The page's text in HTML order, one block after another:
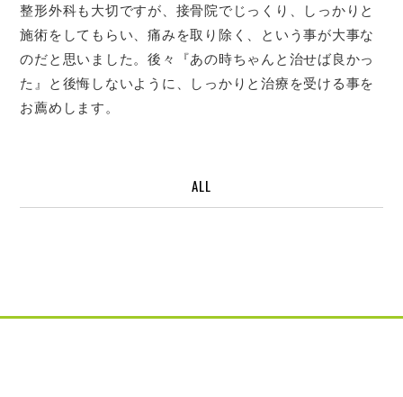
整形外科も大切ですが、接骨院でじっくり、しっかりと
施術をしてもらい、痛みを取り除く、という事が大事な
のだと思いました。後々『あの時ちゃんと治せば良かっ
た』と後悔しないように、しっかりと治療を受ける事を
お薦めします。
ALL